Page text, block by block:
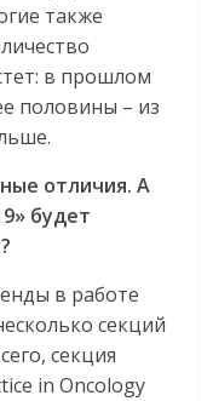
также
в прошлом
половины – из
отличия. А
будeт
в работе
секций
секция
in Oncology